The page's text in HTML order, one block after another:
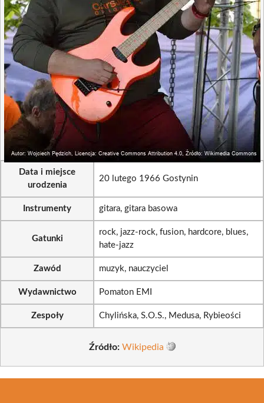
Data i miejsce
urodzenia
20 lutego 1966 Gostynin
Instrumenty gitara, gitara basowa
Gatunki
rock, jazz-rock, fusion, hardcore, blues,
hate-jazz
Zawód muzyk, nauczyciel
Wydawnictwo Pomaton EMI
Zespoły Chylińska, S.O.S., Medusa, Rybieości
Źródło: Wikipedia